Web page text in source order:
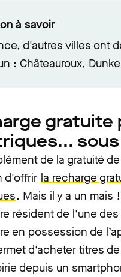
à savoir
d'autres villes ont
: Châteauroux,
de la gratuité
d'offrir la recharge
. Mais il y a un mais
résident de l'une
en possession de
d'acheter titres
depuis un